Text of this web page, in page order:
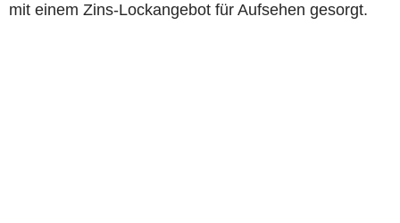
mit einem Zins-Lockangebot für Aufsehen gesorgt.